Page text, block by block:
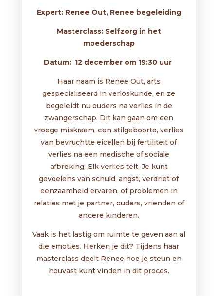
Expert: Renee Out, Renee begeleiding
Masterclass: Selfzorg in het
moederschap
Datum: 12 december om 19:30 uur
Haar naam is Renee Out, arts
gespecialiseerd in verloskunde, en ze
begeleidt nu ouders na verlies in de
zwangerschap. Dit kan gaan om een
vroege miskraam, een stilgeboorte, verlies
van bevruchtte eicellen bij fertiliteit of
verlies na een medische of sociale
afbreking. Elk verlies telt. Je kunt
gevoelens van schuld, angst, verdriet of
eenzaamheid ervaren, of problemen in
relaties met je partner, ouders, vrienden of
andere kinderen.
Vaak is het lastig om ruimte te geven aan al
die emoties. Herken je dit? Tijdens haar
masterclass deelt Renee hoe je steun en
houvast kunt vinden in dit proces.